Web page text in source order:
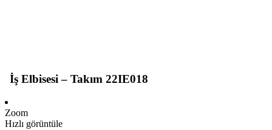
İş Elbisesi – Takım 22IE018
Zoom
Hızlı görüntüle